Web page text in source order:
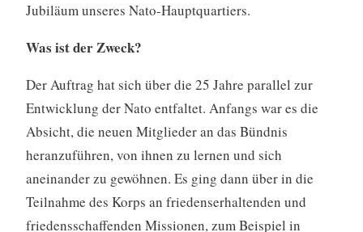
Jubiläum unseres Nato-Hauptquartiers.
Was ist der Zweck?
Der Auftrag hat sich über die 25 Jahre parallel zur
Entwicklung der Nato entfaltet. Anfangs war es die
Absicht, die neuen Mitglieder an das Bündnis
heranzuführen, von ihnen zu lernen und sich
aneinander zu gewöhnen. Es ging dann über in die
Teilnahme des Korps an friedenserhaltenden und
friedensschaffenden Missionen, zum Beispiel in